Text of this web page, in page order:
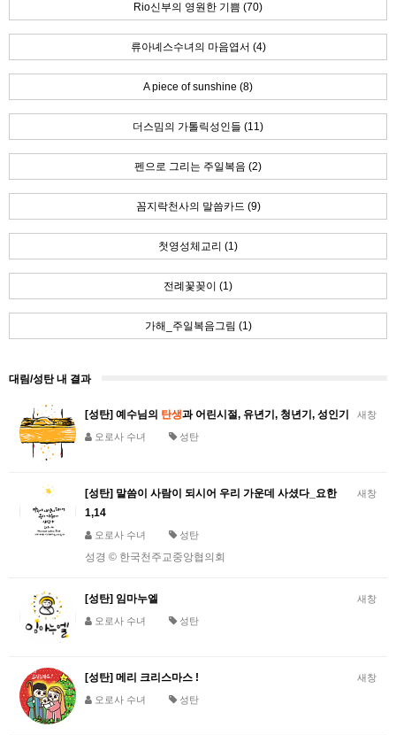
Rio신부의 영원한 기쁨 (70)
류아녜스수녀의 마음엽서 (4)
A piece of sunshine (8)
더스밈의 가톨릭성인들 (11)
펜으로 그리는 주일복음 (2)
꼼지락천사의 말씀카드 (9)
첫영성체교리 (1)
전례꽃꽂이 (1)
가해_주일복음그림 (1)
대림/성탄 내 결과
새창
[성탄] 예수님의 탄생과 어린시절, 유년기, 청년기, 성인기
오로사 수녀 성탄
새창
[성탄] 말씀이 사람이 되시어 우리 가운데 사셨다_요한
1,14
오로사 수녀 성탄
성경 © 한국천주교중앙협의회
새창
[성탄] 임마누엘
오로사 수녀 성탄
새창
[성탄] 메리 크리스마스 !
오로사 수녀 성탄